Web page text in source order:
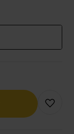
Ajouter à